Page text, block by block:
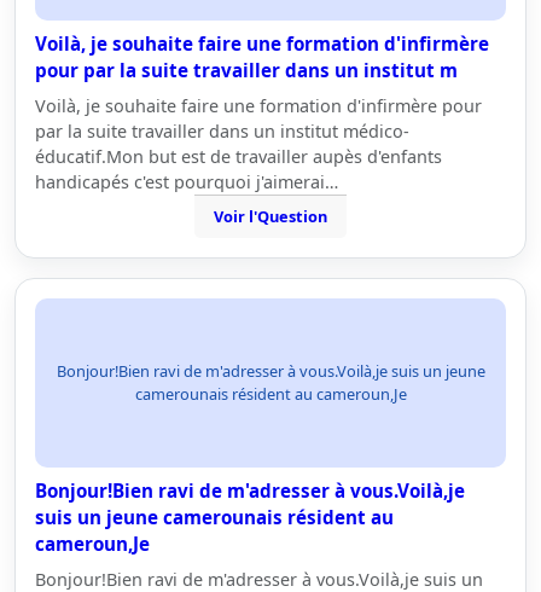
Voilà, je souhaite faire une formation d'infirmère
pour par la suite travailler dans un institut m
Voilà, je souhaite faire une formation d'infirmère pour
par la suite travailler dans un institut médico-
éducatif.Mon but est de travailler aupès d'enfants
handicapés c'est pourquoi j'aimerai…
Voir l'Question
Bonjour!Bien ravi de m'adresser à vous.Voilà,je suis un jeune
camerounais résident au cameroun,Je
Bonjour!Bien ravi de m'adresser à vous.Voilà,je
suis un jeune camerounais résident au
cameroun,Je
Bonjour!Bien ravi de m'adresser à vous.Voilà,je suis un